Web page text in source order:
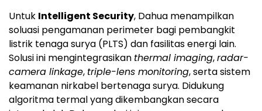
Untuk Intelligent Security, Dahua menampilkan
soluasi pengamanan perimeter bagi pembangkit
listrik tenaga surya (PLTS) dan fasilitas energi lain.
Solusi ini mengintegrasikan thermal imaging,radar-
camera linkage, triple-lens monitoring, serta sistem
keamanan nirkabel bertenaga surya. Didukung
algoritma termal yang dikembangkan secara